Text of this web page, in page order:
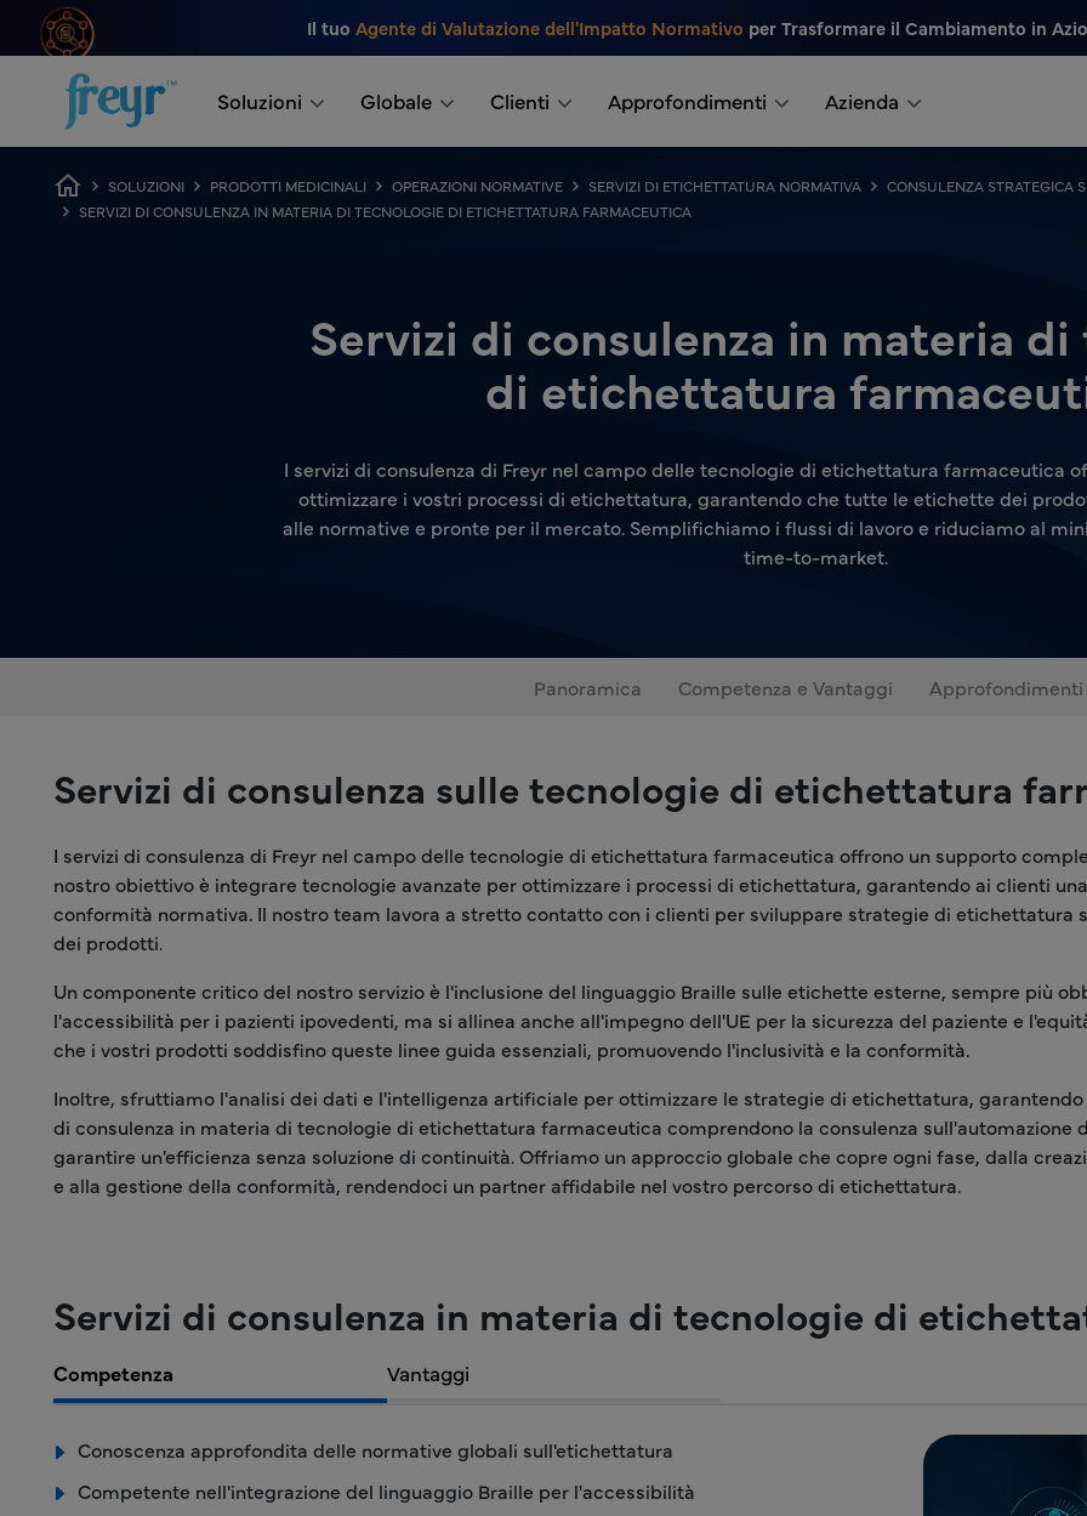
Salta al contenuto principale
Il tuo Agente di Valutazione dell'Impatto Normativo per Trasformare il Cambiamento in
Soluzioni Globale Clienti Approfondimenti Azienda
Breadcrumb
SOLUZIONI PRODOTTI MEDICINALI OPERAZIONI NORMATIVE SERVIZI DI ETICHETTATURA NORMATIVA
CONSULENZA STRATEGICA
SERVIZI DI CONSULENZA IN MATERIA DI TECNOLOGIE DI ETICHETTATURA FARMACEUTICA
Servizi di consulenza in materia
di etichettatura
I servizi di consulenza di Freyr nel campo delle tecnologie di etichettatura farmaceutica
ottimizzare i vostri processi di etichettatura, garantendo che tutte le etichette dei
alle normative e pronte per il mercato. Semplifichiamo i flussi di lavoro e riduciamo al
time-to-market.
Panoramica Competenza e Vantaggi Approfondimenti
Servizi di consulenza sulle tecnologie di etichettatura
I servizi di consulenza di Freyr nel campo delle tecnologie di etichettatura farmaceutica offrono un supporto
nostro obiettivo è integrare tecnologie avanzate per ottimizzare i processi di etichettatura, garantendo ai clienti
conformità normativa. Il nostro team lavora a stretto contatto con i clienti per sviluppare strategie di
dei prodotti.
Un componente critico del nostro servizio è l'inclusione del linguaggio Braille sulle etichette esterne, sempre più
l'accessibilità per i pazienti ipovedenti, ma si allinea anche all'impegno dell'UE per la sicurezza del paziente e
che i vostri prodotti soddisfino queste linee guida essenziali, promuovendo l'inclusività e la conformità.
Inoltre, sfruttiamo l'analisi dei dati e l'intelligenza artificiale per ottimizzare le strategie di etichettatura,
di consulenza in materia di tecnologie di etichettatura farmaceutica comprendono la consulenza
garantire un'efficienza senza soluzione di continuità. Offriamo un approccio globale che copre ogni fase, dalla
e alla gestione della conformità, rendendoci un partner affidabile nel vostro percorso di etichettatura.
Servizi di consulenza in materia di tecnologie di
Competenza Vantaggi
Conoscenza approfondita delle normative globali sull'etichettatura
Competente nell'integrazione del linguaggio Braille per l'accessibilità